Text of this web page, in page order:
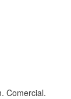
Comercial.